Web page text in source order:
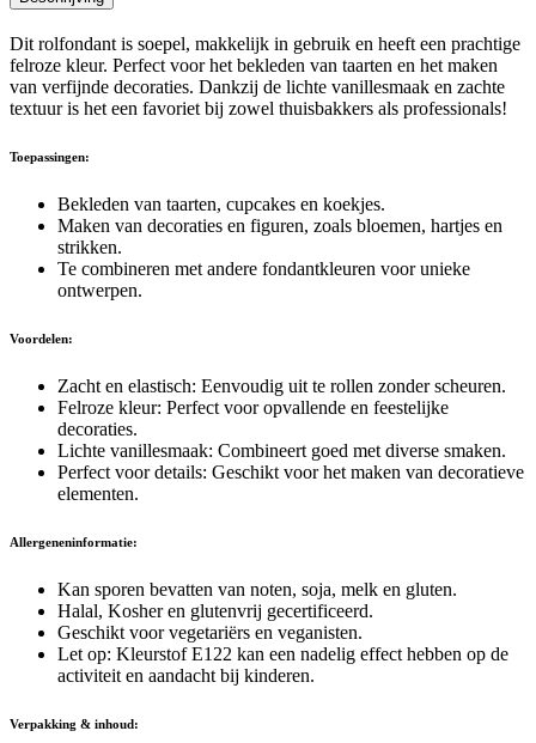
Dit rolfondant is soepel, makkelijk in gebruik en heeft een prachtige
felroze kleur. Perfect voor het bekleden van taarten en het maken
van verfijnde decoraties. Dankzij de lichte vanillesmaak en zachte
textuur is het een favoriet bij zowel thuisbakkers als professionals!
Toepassingen:
Bekleden van taarten, cupcakes en koekjes.
Maken van decoraties en figuren, zoals bloemen, hartjes en
strikken.
Te combineren met andere fondantkleuren voor unieke
ontwerpen.
Voordelen:
Zacht en elastisch: Eenvoudig uit te rollen zonder scheuren.
Felroze kleur: Perfect voor opvallende en feestelijke
decoraties.
Lichte vanillesmaak: Combineert goed met diverse smaken.
Perfect voor details: Geschikt voor het maken van decoratieve
elementen.
Allergeneninformatie:
Kan sporen bevatten van noten, soja, melk en gluten.
Halal, Kosher en glutenvrij gecertificeerd.
Geschikt voor vegetariërs en veganisten.
Let op: Kleurstof E122 kan een nadelig effect hebben op de
activiteit en aandacht bij kinderen.
Verpakking & inhoud: